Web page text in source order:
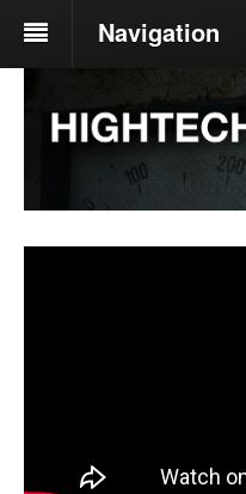
Navigation